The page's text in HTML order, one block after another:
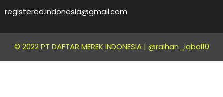
registered.indonesia@gmail.com
© 2022 PT DAFTAR MEREK INDONESIA | @raihan_iqbal10